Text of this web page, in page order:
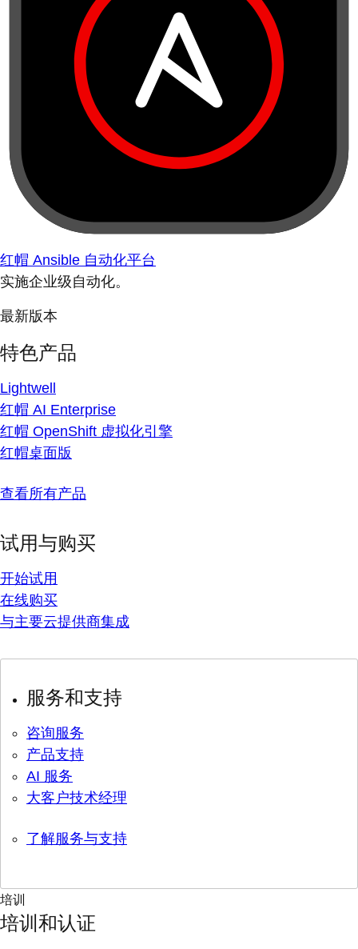
红帽 Ansible 自动化平台
实施企业级自动化。
最新版本
特色产品
Lightwell
红帽 AI Enterprise
红帽 OpenShift 虚拟化引擎
红帽桌面版
查看所有产品
试用与购买
开始试用
在线购买
与主要云提供商集成
服务和支持
咨询服务
产品支持
AI 服务
大客户技术经理
了解服务与支持
培训
培训和认证